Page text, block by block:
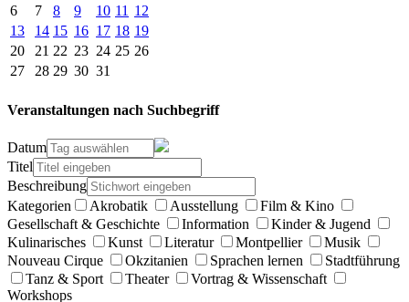
6
7 8 9 10 11 12
13
14 15 16 17 18 19
20
21 22 23 24 25 26
27
28 29 30 31
Veranstaltungen nach Suchbegriff
Datum
Titel
Beschreibung
Kategorien
Akrobatik Ausstellung
Film & Kino
Gesellschaft & Geschichte
Information
Kinder & Jugend
Kulinarisches
Kunst Literatur Montpellier
Musik
Nouveau Cirque
Okzitanien Sprachen lernen
Stadtführung
Tanz & Sport
Theater
Vortrag & Wissenschaft
Workshops